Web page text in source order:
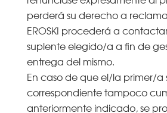
perderá su derecho a
EROSKI procederá a
suplente elegido/a a fin de
entrega del mismo.
En caso de que el/la primer/a
correspondiente tampoco
anteriormente indicado, se